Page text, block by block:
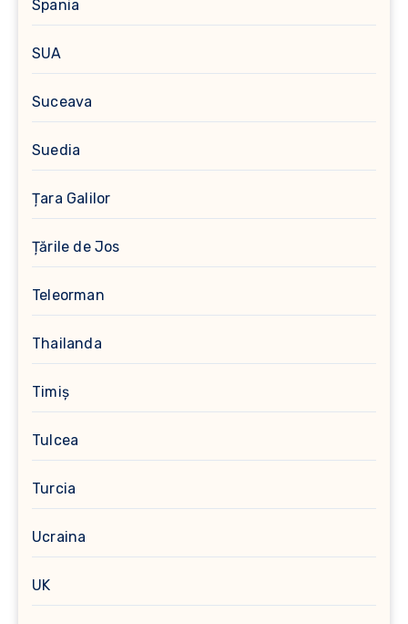
Spania
SUA
Suceava
Suedia
Țara Galilor
Țările de Jos
Teleorman
Thailanda
Timiș
Tulcea
Turcia
Ucraina
UK